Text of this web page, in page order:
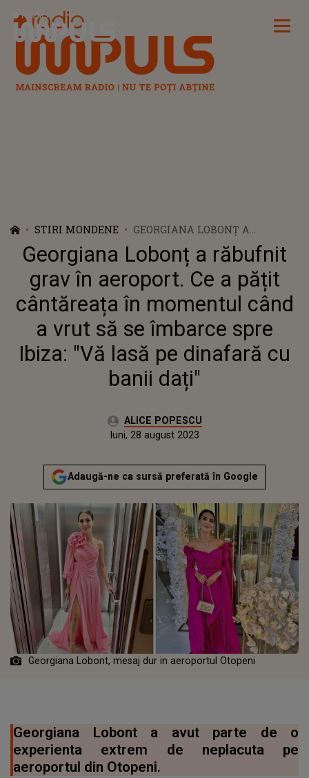
Radio Impuls
STIRI MONDENE
GEORGIANA LOBONȚ A
RĂBUFNIT GRAV ÎN AEROPORT.
CE A PĂȚIT CÂNTĂREAȚA ÎN
MOMENTUL CÂND A VRUT SĂ
SE ÎMBARCE SPRE IBIZA: "VĂ
LASĂ PE DINAFARĂ CU BANII
Georgiana Lobonț a răbufnit
grav în aeroport. Ce a pățit
cântăreața în momentul când
a vrut să se îmbarce spre
Ibiza: "Vă lasă pe dinafară cu
banii dați"
Autor:ALICE POPESCU
Actualizat:
luni, 28 august 2023
Adaugă-ne ca sursă preferată în Google
Georgiana Lobont, mesaj dur in aeroportul Otopeni
Georgiana Lobont a avut parte de o
experienta extrem de neplacuta pe
aeroportul din Otopeni.